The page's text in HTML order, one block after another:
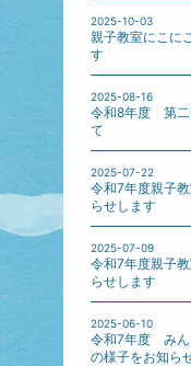
2025-10-03
親子教室にこに
す
2025-08-16
令和8年度 第二
て
2025-07-22
令和7年度親子
らせします
2025-07-09
令和7年度親子
らせします
2025-06-10
令和7年度 みん
の様子をお知ら